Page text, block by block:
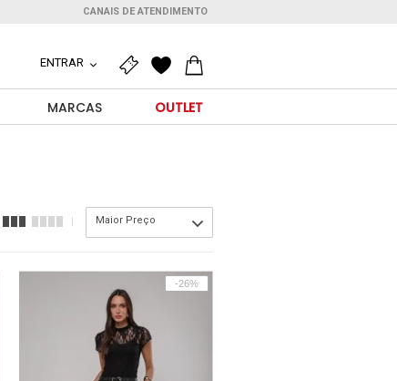
CANAIS DE ATENDIMENTO
ENTRAR
MARCAS OUTLET
Maior Preço
-26%